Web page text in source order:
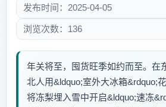
发布时间：2025-04-05
浏览次数：136
年关将至，囤货旺季如约而至。在
北人用&ldquo;室外大冰箱&rdquo;
将冻梨埋入雪中开启&ldquo;速冻